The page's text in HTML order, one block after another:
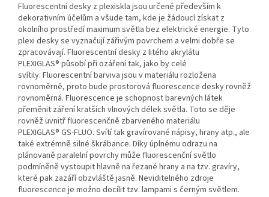
Fluorescentní desky z plexiskla jsou určené především k
dekorativním účelům a všude tam, kde je žádoucí získat z
okolního prostředí maximum světla bez elektrické energie. Tyto
plexi desky se vyznačují zářivým povrchem a velmi dobře se
zpracovávají. Fluorescentní desky z litého akrylátu
PLEXIGLAS® působí při ozáření tak, jako by celé
svítily. Fluorescentní barviva jsou v materiálu rozložena
rovnoměrně, proto bude prostorová fluorescence desky rovněž
rovnoměrná. Fluorescence je schopnost barevných látek
přeměnit záření kratších vlnových délek světla. Toto se děje
rovněž uvnitř fluorescenčně zbarveného materiálu
PLEXIGLAS® GS-FLUO. Svítí tak gravírované nápisy, hrany atp., ale
také extrémně silné škrábance. Díky úplnému odrazu na
plánovaně paralelní povrchy může fluorescenční světlo
podmíněně vystoupit hlavně na řezané hrany a na tzv. gravíry,
které pak zazáří obzvláště jasně. Neviditelného zdroje
fluorescence je možno docílit tzv. lampami s černým světlem.